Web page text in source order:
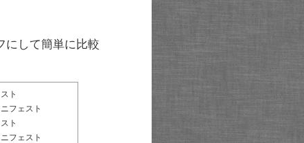
にして簡単に比較
ト
フェスト
ト
フェスト